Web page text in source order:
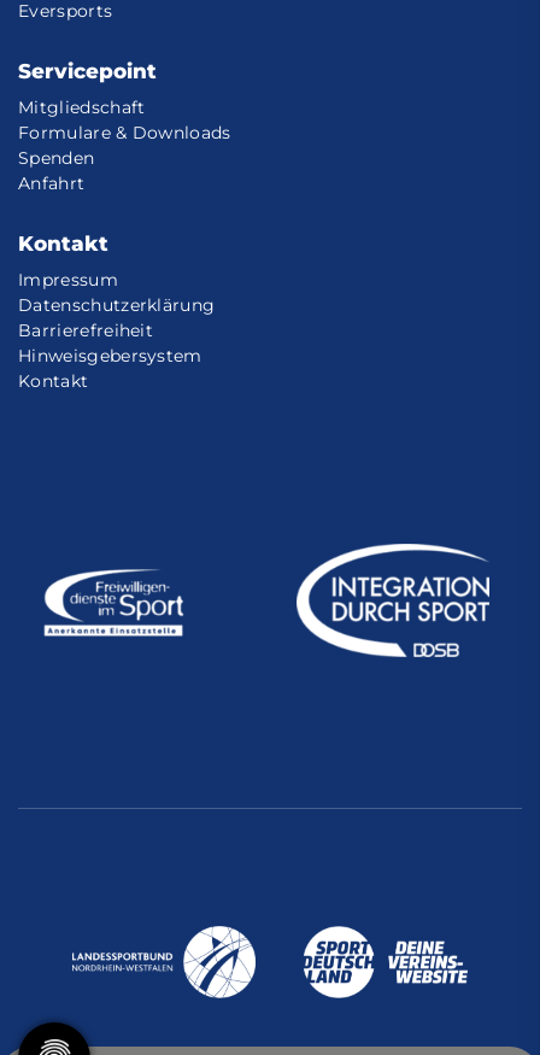
Eversports
Servicepoint
Mitgliedschaft
Formulare & Downloads
Spenden
Anfahrt
Kontakt
Impressum
Datenschutzerklärung
Barrierefreiheit
Hinweisgebersystem
Kontakt